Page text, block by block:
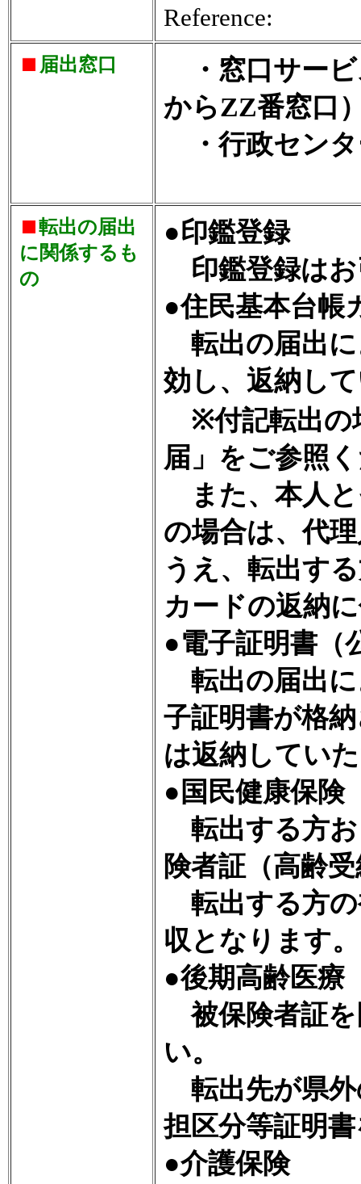
Reference:
届出窓口
・窓口サー
からZZ番窓口
・行政セン
転出の届出
に関係するも
の
●印鑑登録
印鑑登録はお
●住民基本台帳
転出の届出に
効し、返納し
※付記転出の
届」をご参照
また、本人と
の場合は、代
うえ、転出す
カードの返納
●電子証明書（
転出の届出に
子証明書が格
は返納してい
●国民健康保険
転出する方お
険者証（高齢
転出する方の
収となります。
●後期高齢医療
被保険者証を
い。
転出先が県外
担区分等証明
●介護保険